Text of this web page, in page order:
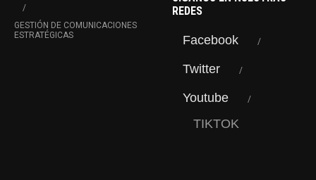
GESTIÓN DE COMUNICACIONES
ESTRATÉGICAS
REDES
Facebook
Twitter
Youtube
TIKTOK